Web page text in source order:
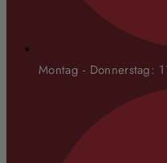
Montag - Donnerstag: